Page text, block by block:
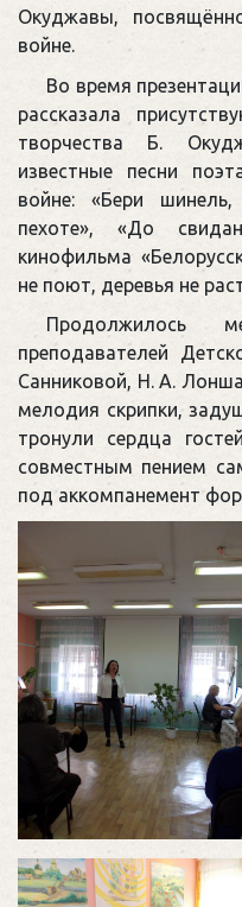
Окуджавы,
войне.
Во время
рассказала
творчества Б.
известные песни
войне: «Бери
пехоте», «До
кинофильма
не поют, деревья не
Продолжилось
преподавателей
Санниковой, Н. А.
мелодия скрипки,
тронули сердца
совместным пением
под аккомпанемент